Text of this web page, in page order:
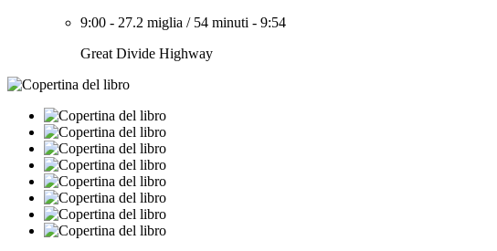
9:00 - 27.2 miglia / 54 minuti - 9:54
Great Divide Highway